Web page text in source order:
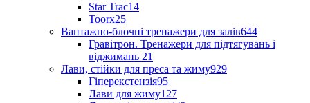
Star Trac14
Toorx25
Вантажно-блочні тренажери для залів644
Гравітрон. Тренажери для підтягувань і
віджимань 21
Лави, стійки для преса та жиму929
Гіперекстензія95
Лави для жиму127